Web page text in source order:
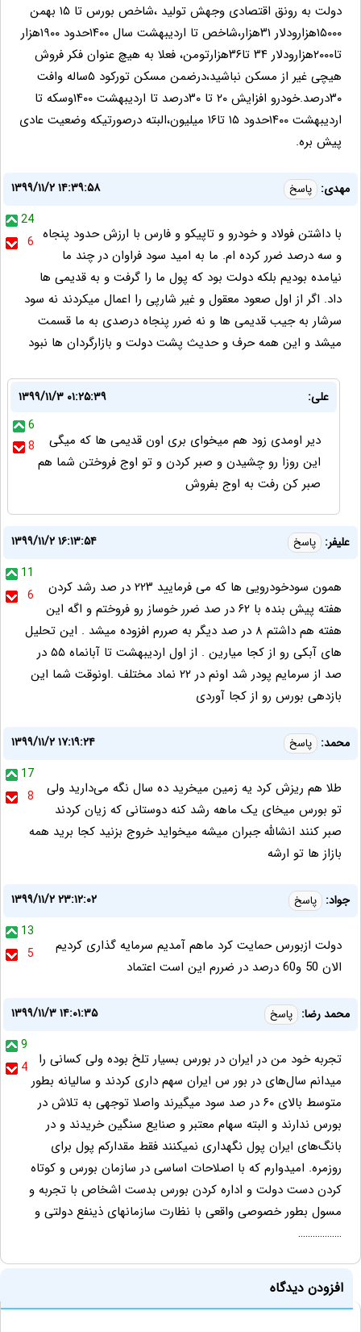
دولت به رونق اقتصادی وجهش تولید ،شاخص بورس تا ۱۵ بهمن
۱۵۰۰۰هزارودلار ۳۱هزار،شاخص تا اردیبهشت سال ۱۴۰۰حدود ۱۹۰۰هزار
تا۲۰۰۰هزارودلار ۳۴ تا۳۶هزارتومن، فعلا به هیچ عنوان فکر فروش
هیچی غیر از مسکن نباشید،درضمن مسکن تورکود ۵ساله وافت
۳۰درصد.خودرو افزایش ۲۰ تا ۳۰درصد تا اردیبهشت ۱۴۰۰وسکه تا
اردیبهشت ۱۴۰۰حدود ۱۵ تا۱۶ میلیون،البته درصورتیکه وضعیت عادی
پیش بره.
مهدی: پاسخ
۱۳۹۹/۱۱/۲ ۱۴:۳۹:۵۸
24
6 با داشتن فولاد و خودرو و تاپیکو و فارس با ارزش حدود پنجاه
و سه درصد ضرر کرده ام. ما به امید سود فراوان در چند ما
نیامده بودیم بلکه دولت بود که پول ما را گرفت و به قدیمی ها
داد. اگر از اول صعود معقول و غیر شارپی را اعمال میکردند نه سود
سرشار به جیب قدیمی ها و نه ضرر پنجاه درصدی به ما قسمت
میشد و این همه حرف و حدیث پشت دولت و بازارگردان ها نبود
علی:
۱۳۹۹/۱۱/۳ ۰۱:۲۵:۳۹
6
8
دیر اومدی زود هم میخوای بری اون قدیمی ها که میگی
این روزا رو چشیدن و صبر کردن و تو اوج فروختن شما هم
صبر کن رفت به اوج بفروش
علیفر: پاسخ
۱۳۹۹/۱۱/۲ ۱۶:۱۳:۵۴
11
6
همون سودخودرویی ها که می فرمایید ۲۲۳ در صد رشد کردن
هفته پیش بنده با ۶۲ در صد ضرر خوساز رو فروختم و اگه این
هفته هم داشتم ۸ در صد دیگر به صررم افزوده میشد . این تحلیل
های آبکی رو از کجا میارین . از اول اردیبهشت تا آبانماه ۵۵ در
صد از سرمایم پودر شد اونم در ۲۲ نماد مختلف .اونوقت شما این
بازدهی بورس رو از کجا آوردی
محمد: پاسخ
۱۳۹۹/۱۱/۲ ۱۷:۱۹:۲۴
17
8
طلا هم ریزش کرد یه زمین میخرید ده سال نگه می‌دارید ولی
تو بورس میخای یک ماهه رشد کنه دوستانی که زیان کردند
صبر کنند انشالله جبران میشه میخواید خروج بزنید کجا برید همه
بازاز ها تو ارشه
جواد: پاسخ
۱۳۹۹/۱۱/۲ ۲۳:۱۲:۰۲
13
5
دولت ازبورس حمایت کرد ماهم آمدیم سرمایه گذاری کردیم
الان 50 و60 درصد در ضررم این است اعتماد
محمد رضا: پاسخ
۱۳۹۹/۱۱/۳ ۱۴:۰۱:۳۵
9
4
تجربه خود من در ایران در بورس بسیار تلخ بوده ولی کسانی را
میدانم سال‌های در بور س ایران سهم داری کردند و سالیانه بطور
متوسط بالای ۶۰ در صد سود میگیرند واصلا توجهی به تلاش در
بورس ندارند و البته سهام معتبر و صنایع سنگین خریدند و در
بانگ‌های ایران پول نگهداری نمیکنند فقط مقدارکم پول برای
روزمره. امیدوارم که با اصلاحات اساسی در سازمان بورس و کوتاه
کردن دست دولت و اداره کردن بورس بدست اشخاص با تجربه و
مسول بطور خصوصی واقعی با نظارت سازمانهای ذینفع دولتی و
………………
افزودن دیدگاه